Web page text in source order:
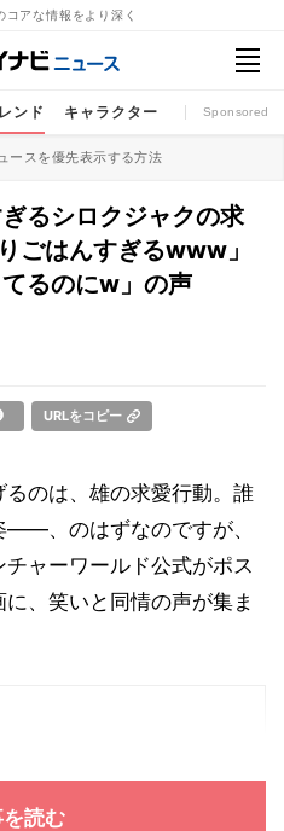
コアな情報をより深く
ンド キャラクター Sponsored
ースを優先表示する方法
るシロクジャクの求
ごはんすぎるwww」
てるのにw」の声
URLをコピー
のは、雄の求愛行動。誰
――、のはずなのですが、
ャーワールド公式がポス
、笑いと同情の声が集ま
読む